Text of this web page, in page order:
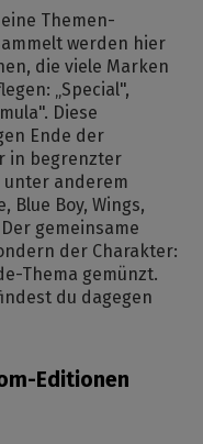
Themen-
werden hier
die viele Marken
„Special",
Diese
Ende der
in begrenzter
unter anderem
Blue Boy, Wings,
gemeinsame
der Charakter:
Thema gemünzt.
du dagegen
Editionen